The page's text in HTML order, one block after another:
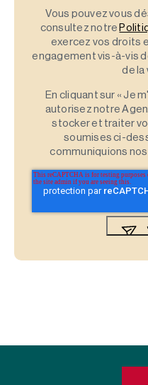
Vous pouvez vous
consultez notre
exercez vos droits
engagement vis-à-vis
de la
En cliquant sur « Je
autorisez notre
stocker et traiter
soumises ci-
communiquions